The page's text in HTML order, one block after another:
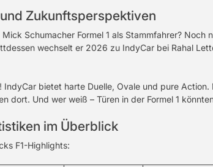
Zukunftsperspektiven
Schumacher Formel 1 als Stammfahrer? Noch
wechselt er 2026 zu IndyCar bei Rahal
IndyCar bietet harte Duelle, Ovale und pure
dort. Und wer weiß – Türen in der Formel 1
im Überblick
F1-Highlights: